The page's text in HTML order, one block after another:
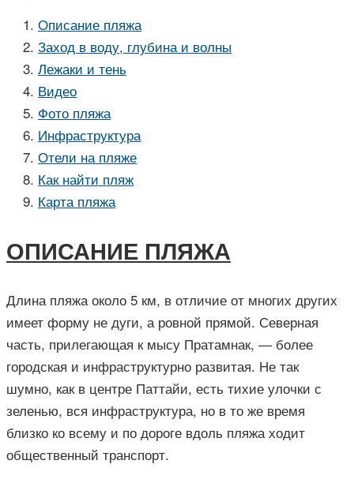
Описание пляжа
Заход в воду, глубина и волны
Лежаки и тень
Видео
Фото пляжа
Инфраструктура
Отели на пляже
Как найти пляж
Карта пляжа
ОПИСАНИЕ ПЛЯЖА
Длина пляжа около 5 км, в отличие от многих других
имеет форму не дуги, а ровной прямой. Северная
часть, прилегающая к мысу Пратамнак, — более
городская и инфраструктурно развитая. Не так
шумно, как в центре Паттайи, есть тихие улочки с
зеленью, вся инфраструктура, но в то же время
близко ко всему и по дороге вдоль пляжа ходит
общественный транспорт.